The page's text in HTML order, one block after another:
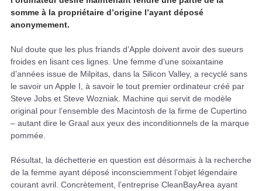
somme à la propriétaire d’origine l’ayant déposé
anonymement.
Nul doute que les plus friands d’Apple doivent avoir des sueurs
froides en lisant ces lignes. Une femme d’une soixantaine
d’années issue de Milpitas, dans la Silicon Valley, a recyclé sans
le savoir un Apple I, à savoir le tout premier ordinateur créé par
Steve Jobs et Steve Wozniak. Machine qui servit de modèle
original pour l’ensemble des Macintosh de la firme de Cupertino
– autant dire le Graal aux yeux des inconditionnels de la marque
pommée.
Résultat, la déchetterie en question est désormais à la recherche
de la femme ayant déposé inconsciemment l’objet légendaire
courant avril. Concrètement, l’entreprise CleanBayArea ayant